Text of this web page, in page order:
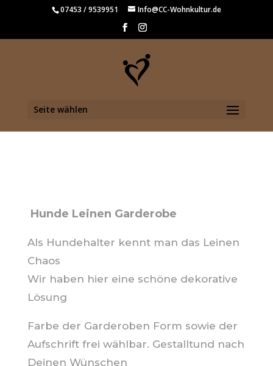
07453 / 9539951 Info@CC-Wohnkultur.de
Seite wählen
Hunde Leinen Garderobe
Als Hundehalter kennt man das Leinen
Chaos
Wir haben hier eine schöne dekorative
Lösung
Farbe der Garderoben Form sowie der
Aufschrift frei wählbar. Gestalltund nach
Deinen Wünschen